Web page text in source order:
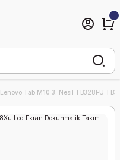
Lenovo Tab M10 3. Nesil TB328FU